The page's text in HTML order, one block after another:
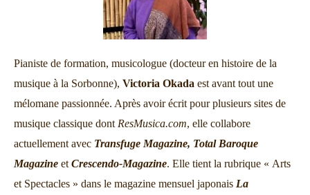
Pianiste de formation, musicologue (docteur en histoire de la
musique à la Sorbonne), Victoria Okada est avant tout une
mélomane passionnée. Après avoir écrit pour plusieurs sites de
musique classique dont ResMusica.com, elle collabore
actuellement avec Transfuge Magazine, Total Baroque
Magazine et Crescendo-Magazine. Elle tient la rubrique « Arts
et Spectacles » dans le magazine mensuel japonais La